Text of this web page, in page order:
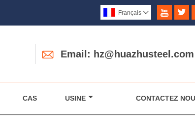
 
Français 
 Email: hz@huazhusteel.com
CAS USINE CONTACTEZ